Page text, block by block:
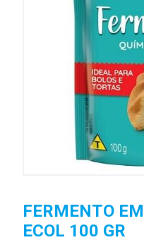
FERMENTO
ECOL 100 GR